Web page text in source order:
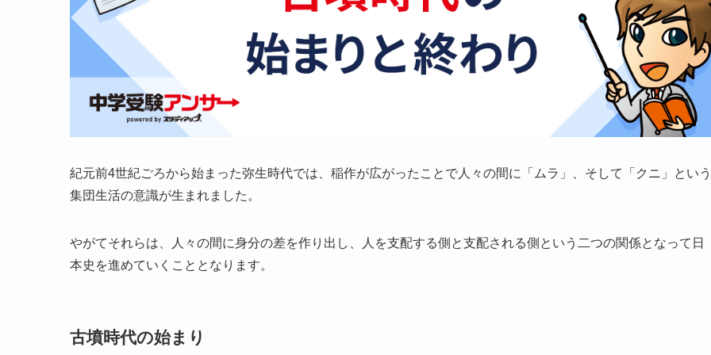
紀元前4世紀ごろから始まった弥生時代では、稲作が広がったことで人々の間に「ムラ」、そして「クニ」という
集団生活の意識が生まれました。
やがてそれらは、人々の間に身分の差を作り出し、人を支配する側と支配される側という二つの関係となって日
本史を進めていくこととなります。
古墳時代の始まり